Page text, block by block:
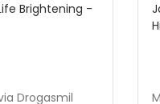
Brightening -
Drogasmil